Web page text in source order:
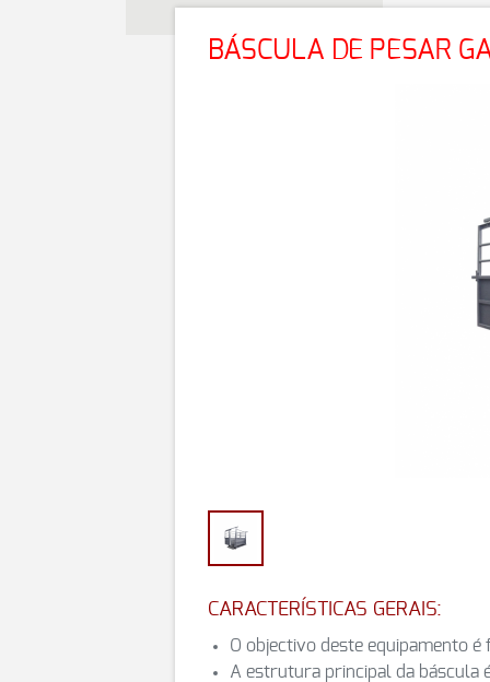
BÁSCULA DE PESAR
CARACTERÍSTICAS GERAIS:
O objectivo deste equipamento
A estrutura principal da báscula